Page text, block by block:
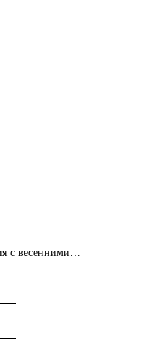
с весенними